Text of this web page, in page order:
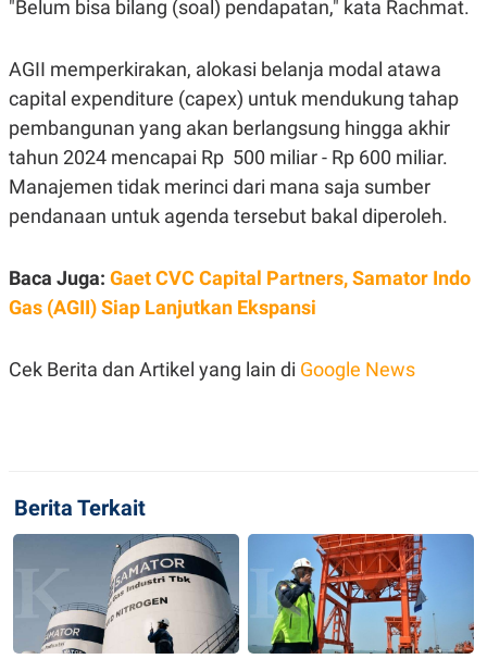
S
A
T
A
A
K
O
T
N
L
I
S
S
JARINGAN
K
A
P
E
"Belum bisa bilang (soal) pendapatan," kata Rachmat.
AGII memperkirakan, alokasi belanja modal atawa
capital expenditure (capex) untuk mendukung tahap
pembangunan yang akan berlangsung hingga akhir
tahun 2024 mencapai Rp 500 miliar - Rp 600 miliar.
Manajemen tidak merinci dari mana saja sumber
pendanaan untuk agenda tersebut bakal diperoleh.
Baca Juga: Gaet CVC Capital Partners, Samator Indo
Gas (AGII) Siap Lanjutkan Ekspansi
Cek Berita dan Artikel yang lain di Google News
Berita Terkait